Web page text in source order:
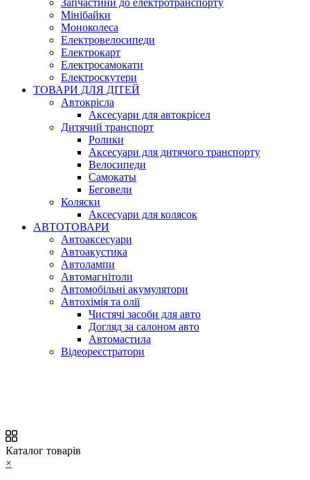
Запчастини до електротранспорту
Мінібайки
Моноколеса
Електровелосипеди
Електрокарт
Електросамокати
Електроскутери
ТОВАРИ ДЛЯ ДІТЕЙ
Автокрісла
Аксесуари для автокрісел
Дитячий транспорт
Ролики
Аксесуари для дитячого транспорту
Велосипеди
Самокаты
Беговели
Коляски
Аксесуари для колясок
АВТОТОВАРИ
Автоаксесуари
Автоакустика
Автолампи
Автомагнітоли
Автомобільні акумулятори
Автохімія та олії
Чистячі засоби для авто
Догляд за салоном авто
Автомастила
Відеореєстратори
Каталог товарів
×